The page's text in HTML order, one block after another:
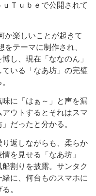
Ｔｕｂｅで公開されて
か楽しいことが起きて
をテーマに制作され、
し、現在「ななのん」
いる「なあ坊」の完璧
に「はぁ～」と声を漏
ウトするとそれはスマ
だったと分かる。
返しながらも、柔らか
を見せる「なあ坊」
割りを披露。サンタク
に、何台ものスマホに
。